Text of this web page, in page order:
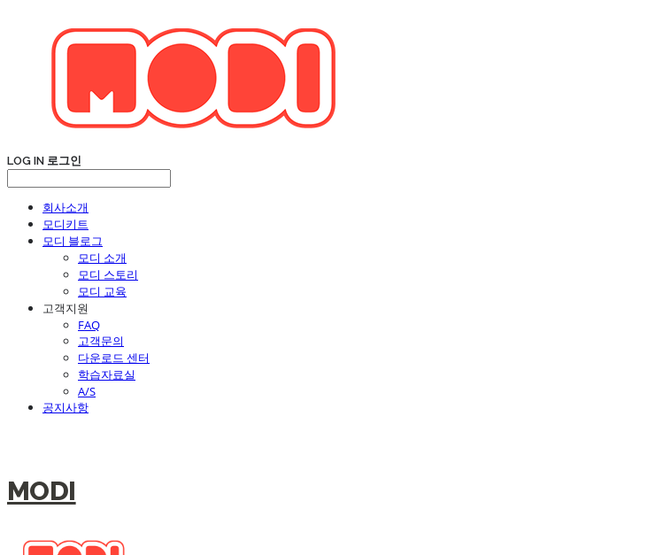
LOG IN 로그인
회사소개
모디키트
모디 블로그
모디 소개
모디 스토리
모디 교육
고객지원
FAQ
고객문의
다운로드 센터
학습자료실
A/S
공지사항
MODI